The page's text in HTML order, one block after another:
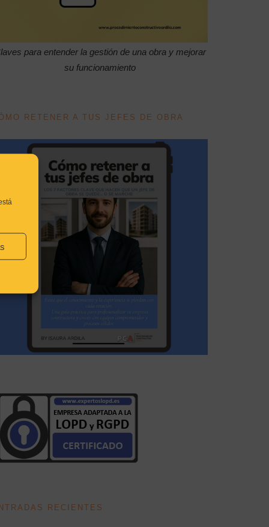
para entender la gestión de una obra y mejorar
su funcionamiento
RETENER A TUS JEFES DE OBRA
RECIENTES